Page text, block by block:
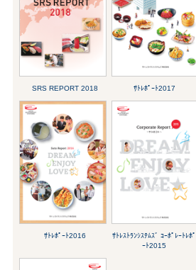
SRS REPORT 2018 ｻﾄﾚﾎﾟｰﾄ2017
ｻﾄﾚﾎﾟｰﾄ2016
ｻﾄﾚｽﾄﾗﾝｼｽﾃﾑｽﾞ ｺｰﾎﾟﾚｰﾄﾚﾎﾟ
ｰﾄ2015